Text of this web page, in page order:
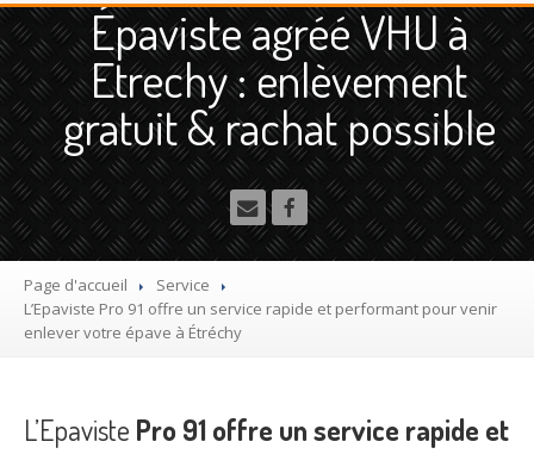
ENLÈVEMENTÉPAVE
Quoi?
Scooteret Moto
Camion
et Poids Lourd
Utilitaire
Démolisseuragrée VHU gratuit
Mettreà la casse sa voiture
Recyclagevoiture usagée gratuit
Épaviste agréé VHU à
Etrechy : enlèvement
gratuit & rachat possible
Page d'accueil
Service
L’Epaviste Pro 91 offre un service rapide et performant pour venir
enlever votre épave à Étréchy
L’Epaviste Pro 91 offre un service rapide et